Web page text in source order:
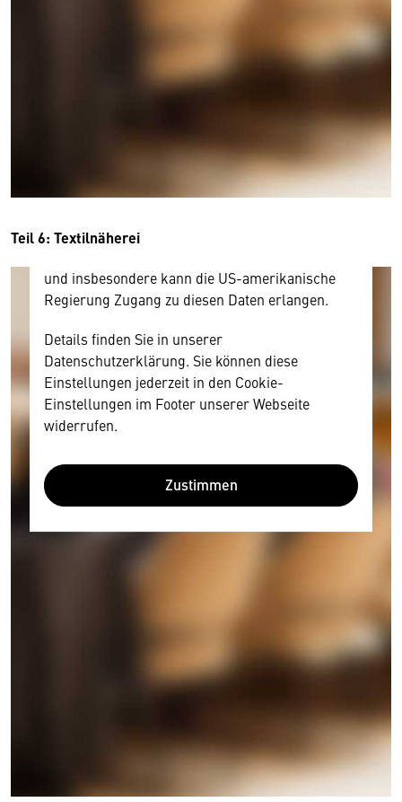
Teil 6: Textilnäherei
Wir benötigen Ihre Zustimmung
Inhalt anzeigen. Dafür benötigen wir allerdings
Ihre Zustimmung, da Ihr Browser
personenbezogene technische Daten zu Geräten
und Nutzerverhalten mitunter mit US-
Diese Daten unterliegen keinem dem EU-
und insbesondere kann die US-amerikanische
Regierung Zugang zu diesen Daten erlangen.
Details finden Sie in unserer
Datenschutzerklärung. Sie können diese
Einstellungen jederzeit in den Cookie-
Einstellungen im Footer unserer Webseite
widerrufen.
Zustimmen